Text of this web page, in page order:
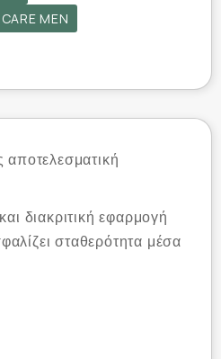
MEN
αποτελεσματική
διακριτική εφαρμογή
σταθερότητα μέσα